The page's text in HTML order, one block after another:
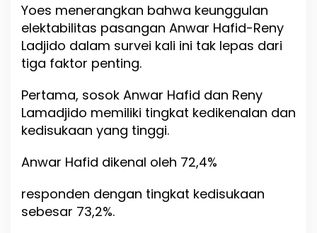
Yoes menerangkan bahwa keunggulan
elektabilitas pasangan Anwar Hafid-Reny
Ladjido dalam survei kali ini tak lepas dari
tiga faktor penting.
Pertama, sosok Anwar Hafid dan Reny
Lamadjido memiliki tingkat kedikenalan dan
kedisukaan yang tinggi.
Anwar Hafid dikenal oleh 72,4%
responden dengan tingkat kedisukaan
sebesar 73,2%.